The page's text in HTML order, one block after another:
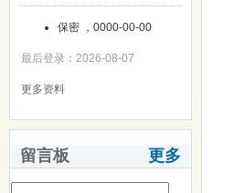
保密 ，0000-00-00
最后登录：2026-08-07
更多资料
更多
留言板